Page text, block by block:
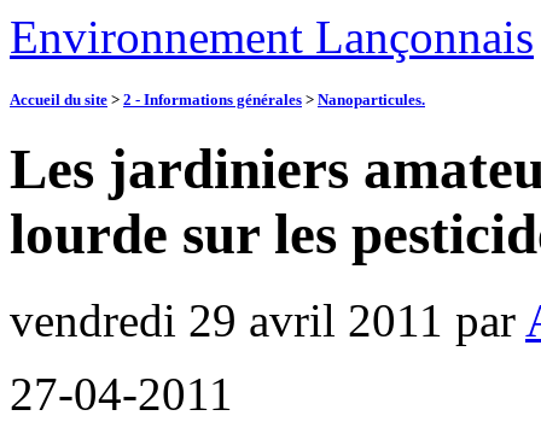
Environnement Lançonnais
Accueil du site > 2 - Informations générales > Nanoparticules.
Les jardiniers
lourde sur les
vendredi 29 avril 2011 par
27-04-2011